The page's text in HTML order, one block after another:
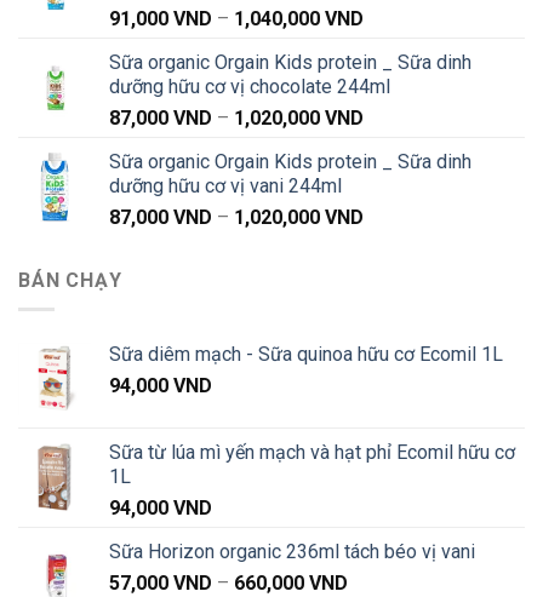
91,000 VND – 1,040,000 VND
từ
91,000 VND
Sữa organic Orgain Kids protein _ Sữa dinh
dưỡng hữu cơ vị chocolate 244ml
87,000 VND – 1,020,000 VND
từ
Sữa organic Orgain Kids protein _ Sữa dinh
dưỡng hữu cơ vị vani 244ml
87,000 VND – 1,020,000 VND
1,020,000 VND
BÁN CHẠY
Sữa diêm mạch - Sữa quinoa hữu cơ Ecomil 1L
94,000 VND
Sữa từ lúa mì yến mạch và hạt phỉ Ecomil hữu cơ
1L
94,000 VND
Sữa Horizon organic 236ml tách béo vị vani
57,000 VND – 660,000 VND